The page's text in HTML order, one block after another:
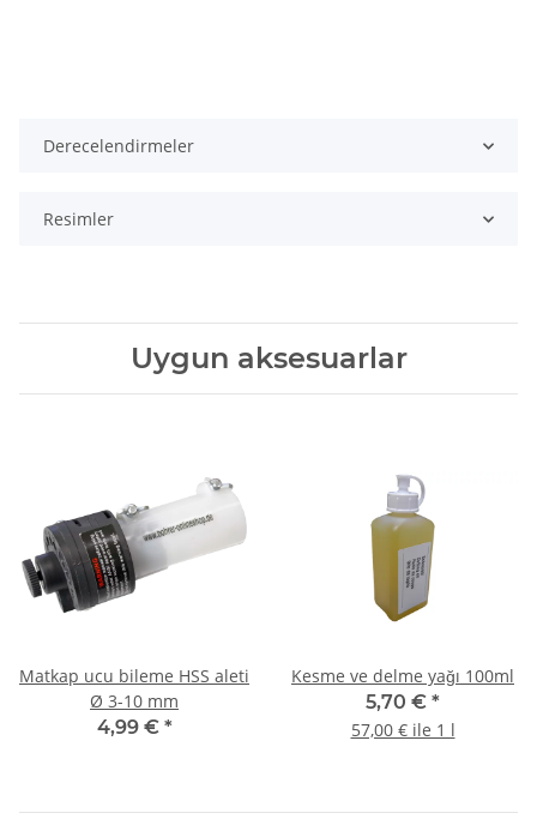
Derecelendirmeler
Resimler
Uygun aksesuarlar
Matkap ucu bileme HSS aleti
Ø 3-10 mm
4,99 € *
Kesme ve delme yağı 100ml
5,70 € *
57,00 € ile 1 l